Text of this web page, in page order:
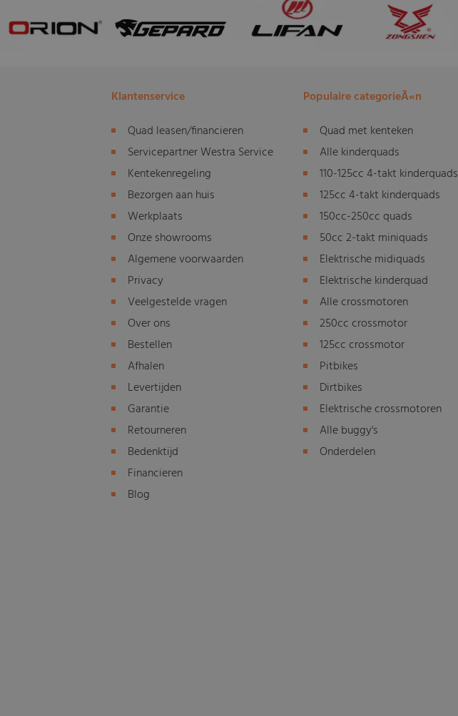
Klantenservice
Quad leasen/financieren
Servicepartner Westra Service
Kentekenregeling
Bezorgen aan huis
Werkplaats
Onze showrooms
Algemene voorwaarden
Privacy
Veelgestelde vragen
Over ons
Bestellen
Afhalen
Levertijden
Garantie
Retourneren
Bedenktijd
Financieren
Blog
Populaire categorieÃ«n
Quad met kenteken
Alle kinderquads
110-125cc 4-takt kinderquads
125cc 4-takt kinderquads
150cc-250cc quads
50cc 2-takt miniquads
Elektrische midiquads
Elektrische kinderquad
Alle crossmotoren
250cc crossmotor
125cc crossmotor
Pitbikes
Dirtbikes
Elektrische crossmotoren
Alle buggy's
Onderdelen